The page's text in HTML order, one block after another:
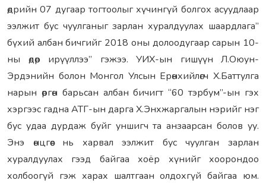
өдрийн 07 дугаар тогтоолыг хүчингүй болгох асуудлаар
ээлжит бус чуулганыг зарлан хуралдуулах шаардлага”
бүхий албан бичгийг 2018 оны долоодугаар сарын 10-
ны өдөр ирүүллээ” гэжээ. УИХ-ын гишүүн Л.Оюун-
Эрдэнийн болон Монгол Улсын Ерөнхийлөгч Х.Баттулга
нарын өргөн барьсан албан бичигт “60 тэрбум”-ын гэх
хэргээс гадна АТГ-ын дарга Х.Энхжаргалын нэрийг нэг
бус удаа дурдаж буйг уншигч та анзаарсан болов уу.
Энэ өнцгөөс нь харвал ээлжит бус чуулган зарлан
хуралдуулах гээд байгаа хоёр хүнийг хоорондоо
холбоогүй гэж харах шалтгаан олдохгүй байгаа юм.